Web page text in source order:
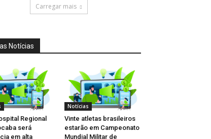
Carregar mais
Notícias
Regional
será
em alta
Notícias
Vinte atletas brasileiros
estarão em Campeonato
Mundial Militar de